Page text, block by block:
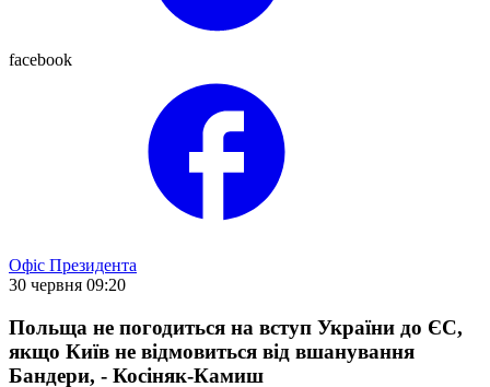
facebook
Офіс Президента
30 червня 09:20
Польща не погодиться на вступ України до ЄС,
якщо Київ не відмовиться від вшанування
Бандери, - Косіняк-Камиш